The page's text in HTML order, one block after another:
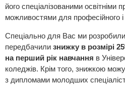
його спеціалізованими освітніми
можливостями для професійного і
Спеціально для Вас ми розробили
передбачили знижку в розмірі
на перший рік навчання в
коледжів. Крім того, знижкою
з дипломами молодших